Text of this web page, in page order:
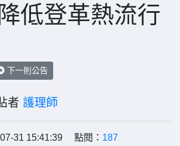
低登革熱流行
下一則公告
者 護理師
31 15:41:39 點閱： 187